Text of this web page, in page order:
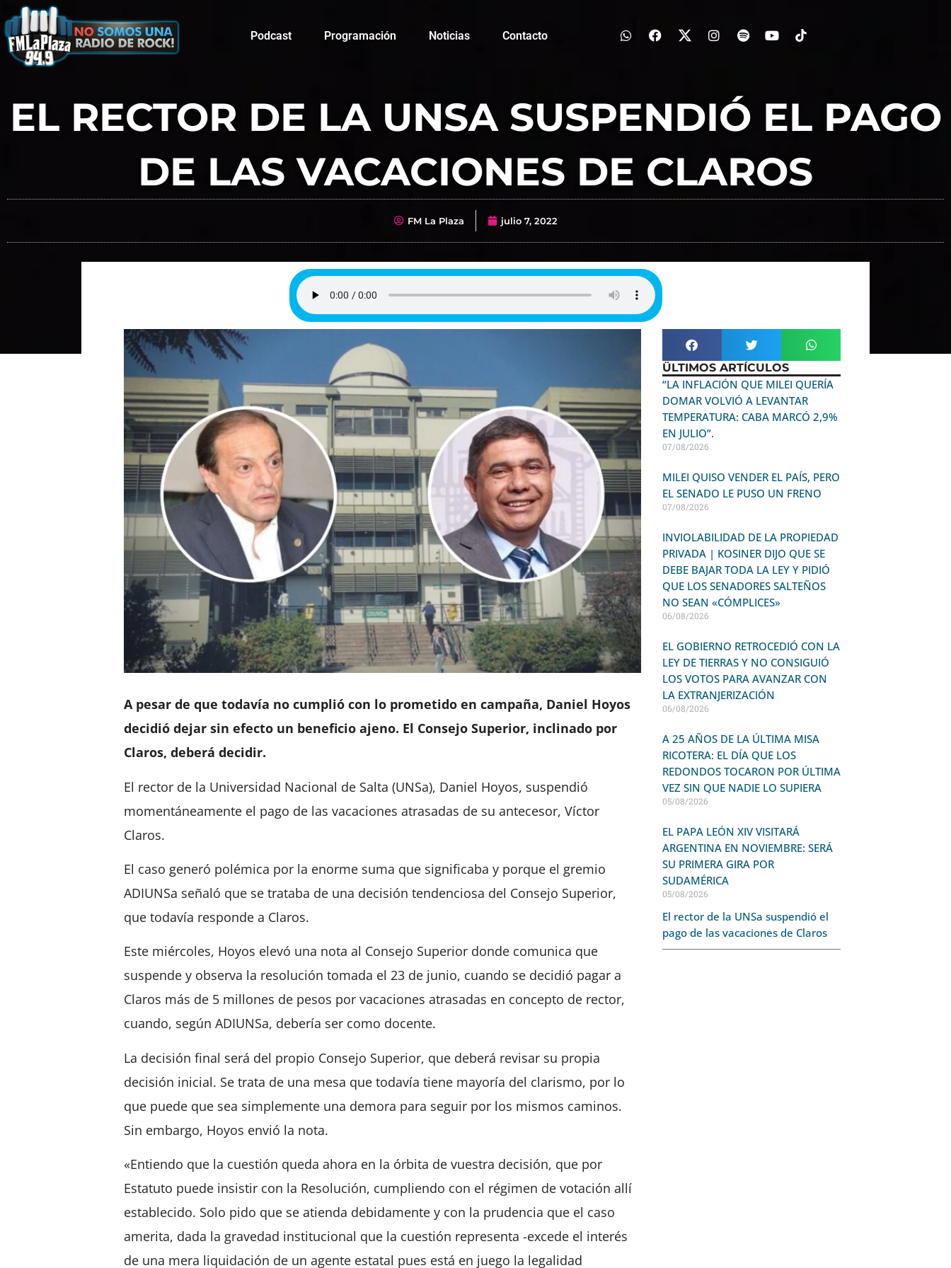
Podcast Programación Noticias Contacto
EL RECTOR DE LA UNSA SUSPENDIÓ EL PAGO
DE LAS VACACIONES DE CLAROS
FM La Plaza julio 7, 2022
A pesar de que todavía no cumplió con lo prometido en campaña, Daniel Hoyos
decidió dejar sin efecto un beneficio ajeno. El Consejo Superior, inclinado por
Claros, deberá decidir.
El rector de la Universidad Nacional de Salta (UNSa), Daniel Hoyos, suspendió
momentáneamente el pago de las vacaciones atrasadas de su antecesor, Víctor
Claros.
El caso generó polémica por la enorme suma que significaba y porque el gremio
ADIUNSa señaló que se trataba de una decisión tendenciosa del Consejo Superior,
que todavía responde a Claros.
Este miércoles, Hoyos elevó una nota al Consejo Superior donde comunica que
suspende y observa la resolución tomada el 23 de junio, cuando se decidió pagar a
Claros más de 5 millones de pesos por vacaciones atrasadas en concepto de rector,
cuando, según ADIUNSa, debería ser como docente.
La decisión final será del propio Consejo Superior, que deberá revisar su propia
decisión inicial. Se trata de una mesa que todavía tiene mayoría del clarismo, por lo
que puede que sea simplemente una demora para seguir por los mismos caminos.
Sin embargo, Hoyos envió la nota.
«Entiendo que la cuestión queda ahora en la órbita de vuestra decisión, que por
Estatuto puede insistir con la Resolución, cumpliendo con el régimen de votación allí
establecido. Solo pido que se atienda debidamente y con la prudencia que el caso
amerita, dada la gravedad institucional que la cuestión representa -excede el interés
de una mera liquidación de un agente estatal pues está en juego la legalidad
ÜLTIMOS ARTÍCULOS
“LA INFLACIÓN QUE MILEI QUERÍA
DOMAR VOLVIÓ A LEVANTAR
TEMPERATURA: CABA MARCÓ 2,9%
EN JULIO”.
07/08/2026
MILEI QUISO VENDER EL PAÍS, PERO
EL SENADO LE PUSO UN FRENO
07/08/2026
INVIOLABILIDAD DE LA PROPIEDAD
PRIVADA | KOSINER DIJO QUE SE
DEBE BAJAR TODA LA LEY Y PIDIÓ
QUE LOS SENADORES SALTEÑOS
NO SEAN «CÓMPLICES»
06/08/2026
EL GOBIERNO RETROCEDIÓ CON LA
LEY DE TIERRAS Y NO CONSIGUIÓ
LOS VOTOS PARA AVANZAR CON
LA EXTRANJERIZACIÓN
06/08/2026
A 25 AÑOS DE LA ÚLTIMA MISA
RICOTERA: EL DÍA QUE LOS
REDONDOS TOCARON POR ÚLTIMA
VEZ SIN QUE NADIE LO SUPIERA
05/08/2026
EL PAPA LEÓN XIV VISITARÁ
ARGENTINA EN NOVIEMBRE: SERÁ
SU PRIMERA GIRA POR
SUDAMÉRICA
05/08/2026
El rector de la UNSa suspendió el
pago de las vacaciones de Claros